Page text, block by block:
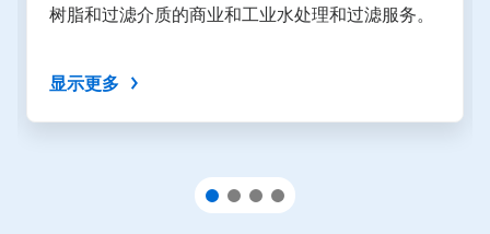
树脂和过滤介质的商业和工业水处理和过滤服务。
显示更多